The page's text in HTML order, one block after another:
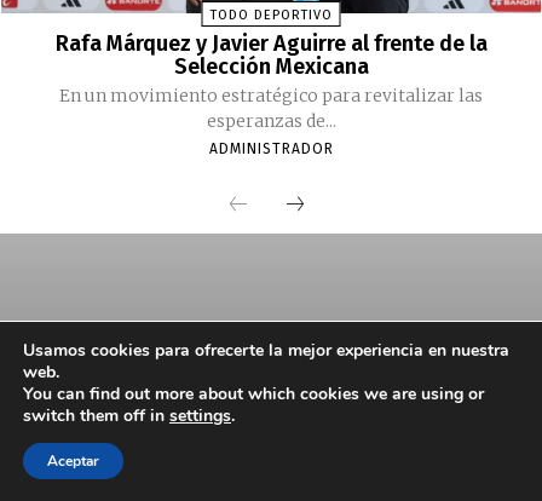
TODO DEPORTIVO
Rafa Márquez y Javier Aguirre al frente de la
Selección Mexicana
En un movimiento estratégico para revitalizar las
esperanzas de...
ADMINISTRADOR
Usamos cookies para ofrecerte la mejor experiencia en nuestra
web.
You can find out more about which cookies we are using or
switch them off in settings.
Aceptar